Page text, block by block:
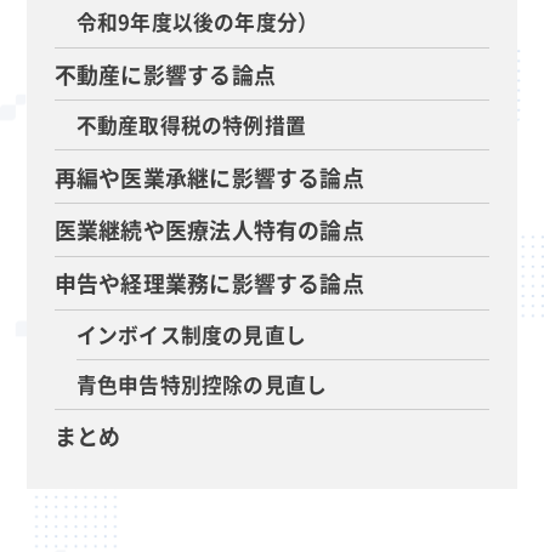
令和9年度以後の年度分）
不動産に影響する論点
不動産取得税の特例措置
再編や医業承継に影響する論点
医業継続や医療法人特有の論点
申告や経理業務に影響する論点
インボイス制度の見直し
青色申告特別控除の見直し
まとめ